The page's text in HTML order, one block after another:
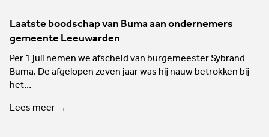
Laatste boodschap van Buma aan ondernemers
gemeente Leeuwarden
Per 1 juli nemen we afscheid van burgemeester Sybrand
Buma. De afgelopen zeven jaar was hij nauw betrokken bij
het…
Lees meer →